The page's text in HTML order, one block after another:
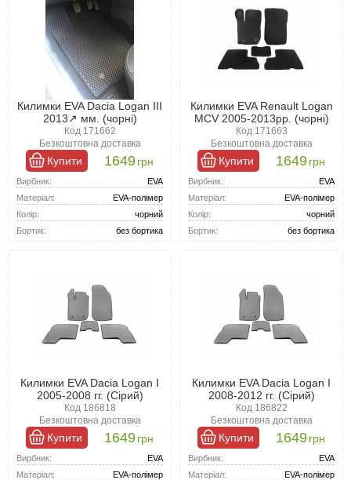
Килимки EVA Dacia Logan III
2013↗ мм. (чорні)
Код 171662
Безкоштовна доставка
Купити 1649грн
Вирбник:
EVA
Матеріал:
EVA-полімер
Колір:
чорний
Бортик:
без бортика
Килимки EVA Renault Logan
MCV 2005-2013рр. (чорні)
Код 171663
Безкоштовна доставка
Купити 1649грн
Вирбник:
EVA
Матеріал:
EVA-полімер
Колір:
чорний
Бортик:
без бортика
Килимки EVA Dacia Logan I
2005-2008 гг. (Сірий)
Код 186818
Безкоштовна доставка
Купити 1649грн
Вирбник:
EVA
Матеріал:
EVA-полімер
Килимки EVA Dacia Logan I
2008-2012 гг. (Сірий)
Код 186822
Безкоштовна доставка
Купити 1649грн
Вирбник:
EVA
Матеріал:
EVA-полімер